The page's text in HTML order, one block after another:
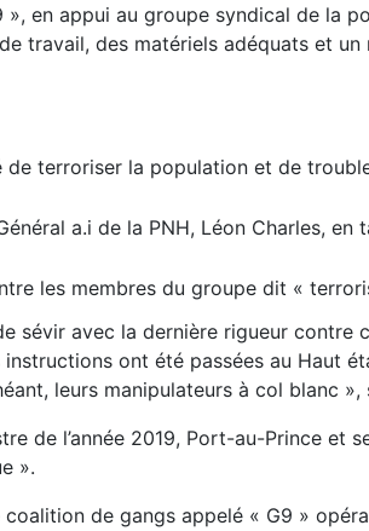
en appui au groupe syndical de la
travail, des matériels adéquats et un
terroriser la population et de
a.i de la PNH, Léon Charles,
les membres du groupe dit «
avec la dernière rigueur contre
ont été passées au Haut
leurs manipulateurs à col blanc
de l’année 2019, Port-au-Prince et
».
de gangs appelé « G9 »